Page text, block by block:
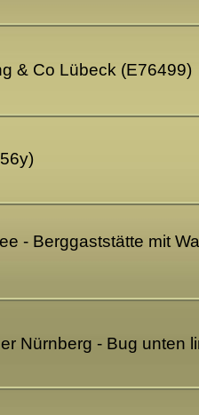
& Co Lübeck (E76499)
- Berggaststätte mit
Nürnberg - Bug unten